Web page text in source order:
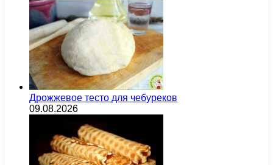
Дрожжевое тесто для чебуреков
09.08.2026